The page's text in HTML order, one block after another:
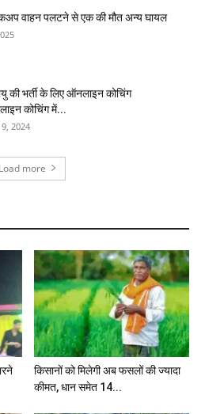
वाहन पलटने से एक की मौत अन्य घायल
की भर्ती के लिए ऑनलाइन कोचिंग
कोचिंग में...
2024
Load more
किसानों को मिलेगी अब फसलों की ज्यादा
कीमत, धान समेत 14...